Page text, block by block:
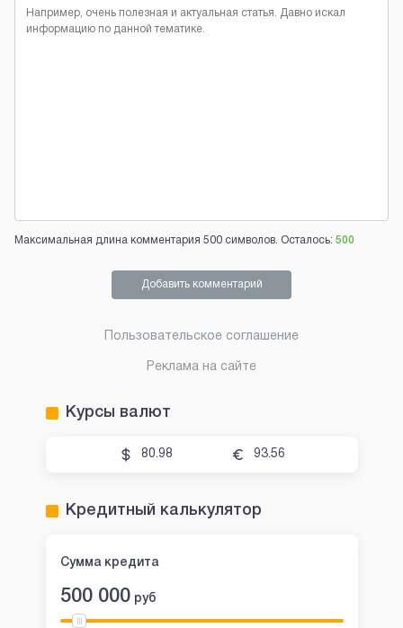
Максимальная длина комментария 500 символов. Осталось: 500
Добавить комментарий
Пользовательское соглашение
Реклама на сайте
Курсы валют
80.98 93.56
Кредитный калькулятор
Сумма кредита
500 000 руб